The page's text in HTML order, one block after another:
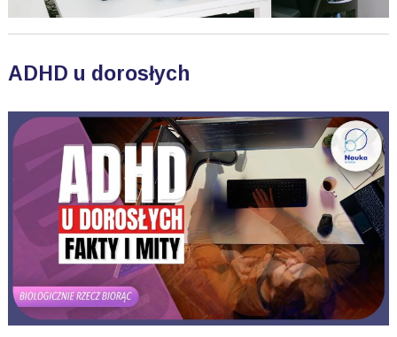
ADHD u dorosłych